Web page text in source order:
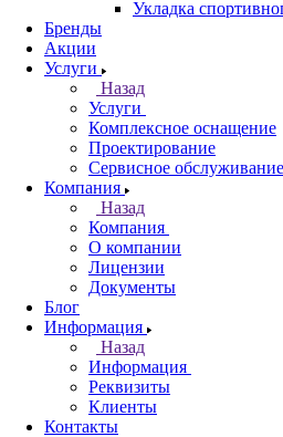
Укладка
Бренды
Акции
Услуги
Назад
Услуги
Комплексное оснащение
Проектирование
Сервисное обслуживание
Компания
Назад
Компания
О компании
Лицензии
Документы
Блог
Информация
Назад
Информация
Реквизиты
Клиенты
Контакты